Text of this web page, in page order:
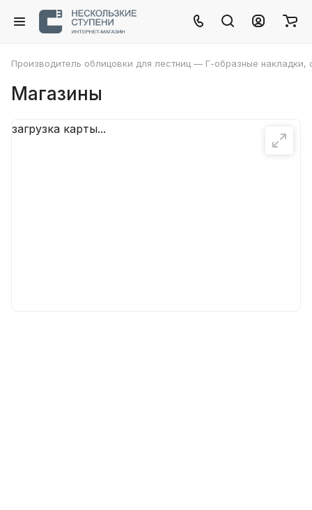
Производитель облицовки для лестниц — Г-образные накладки,
Магазины
загрузка карты...